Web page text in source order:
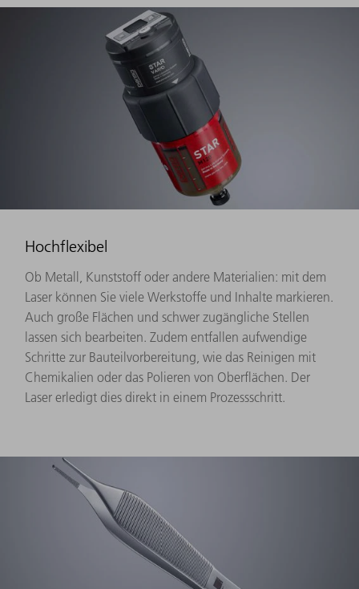
Hochflexibel
Ob Metall, Kunststoff oder andere Materialien: mit dem
Laser können Sie viele Werkstoffe und Inhalte markieren.
Auch große Flächen und schwer zugängliche Stellen
lassen sich bearbeiten. Zudem entfallen aufwendige
Schritte zur Bauteilvorbereitung, wie das Reinigen mit
Chemikalien oder das Polieren von Oberflächen. Der
Laser erledigt dies direkt in einem Prozessschritt.